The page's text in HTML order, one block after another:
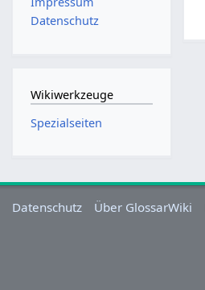
Datenschutz
Wikiwerkzeuge
Spezialseiten
Datenschutz Über GlossarWiki